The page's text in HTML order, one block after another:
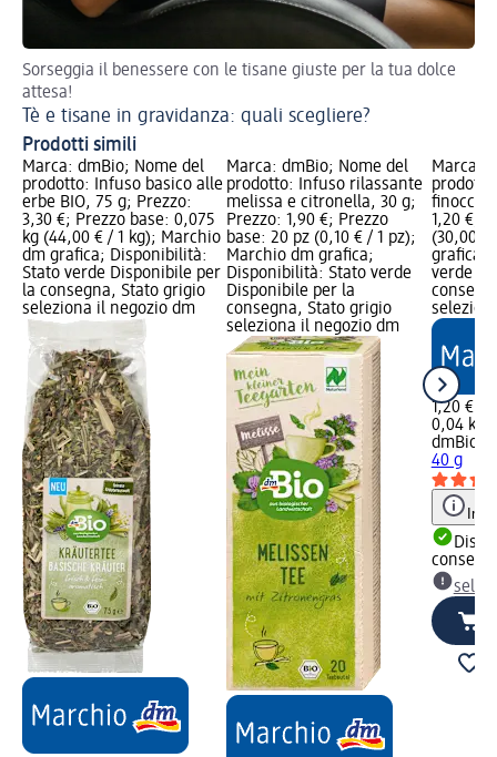
Sorseggia il benessere con le tisane giuste per la tua dolce
attesa!
Tè e tisane in gravidanza: quali scegliere?
Prodotti simili
Marca: dmBio; Nome del
prodotto: Infuso basico alle
erbe BIO, 75 g; Prezzo:
3,30 €; Prezzo base: 0,075
kg (44,00 € / 1 kg); Marchio
dm grafica; Disponibilità:
Stato verde Disponibile per
la consegna, Stato grigio
seleziona il negozio dm
Marca: dmBio; Nome del
prodotto: Infuso rilassante
melissa e citronella, 30 g;
Prezzo: 1,90 €; Prezzo
base: 20 pz (0,10 € / 1 pz);
Marchio dm grafica;
Disponibilità: Stato verde
Disponibile per la
consegna, Stato grigio
seleziona il negozio dm
Marca:
1,20 €;
(30,00 €
grafica;
verde
1,20 €
0,04 kg
dmBio
40 g